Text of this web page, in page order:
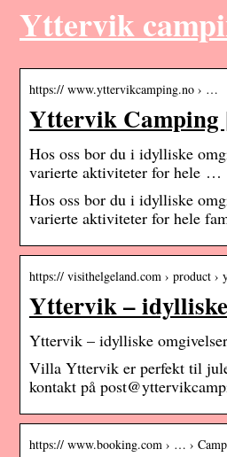
Yttervik
https:// www.yttervikcamping.no › …
Yttervik Camping
Hos oss bor du i idylliske
varierte aktiviteter for hele …
Hos oss bor du i idylliske
varierte aktiviteter for hele
https:// visithelgeland.com › product ›
Yttervik –
Yttervik – idylliske
Villa Yttervik er perfekt til
kontakt på
https:// www.booking.com › … ›